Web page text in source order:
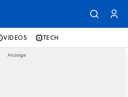
VIDEOS TECH